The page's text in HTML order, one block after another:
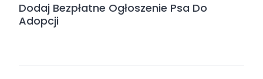
Dodaj Bezpłatne Ogłoszenie Psa Do
Adopcji